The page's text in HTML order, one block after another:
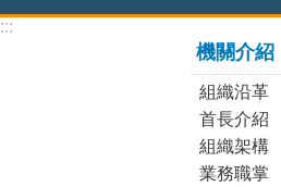
:::
機關介紹
組織沿革
首長介紹
組織架構
業務職掌